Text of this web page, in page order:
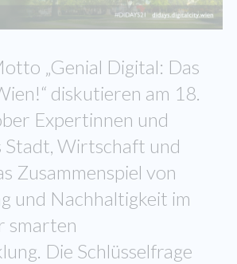
„Genial Digital: Das
diskutieren am 18.
Expertinnen und
Stadt, Wirtschaft und
Zusammenspiel von
und Nachhaltigkeit im
smarten
Die Schlüsselfrage